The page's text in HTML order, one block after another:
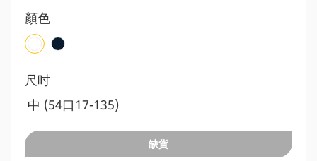
顏色
尺吋
中 (54口17-135)
缺貨